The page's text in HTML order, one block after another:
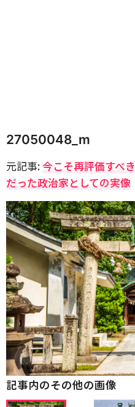
27050048_m
元記事:今こそ再評価すべ
だった政治家としての実像
記事内のその他の画像